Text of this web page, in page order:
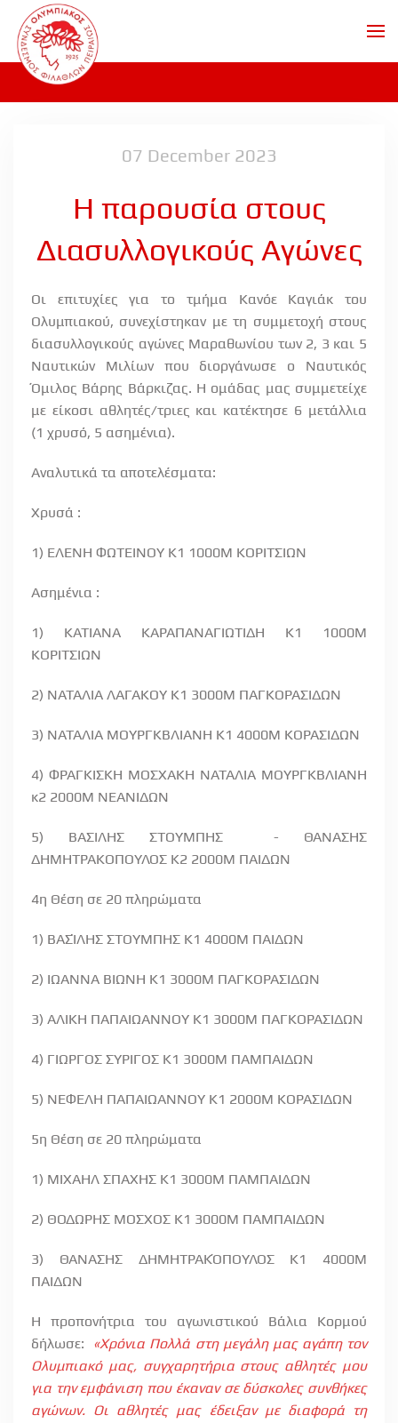
Skip to main content
07 December 2023
Η παρουσία στους
Διασυλλογικούς Αγώνες
Οι επιτυχίες για το τμήμα Κανόε Καγιάκ του
Ολυμπιακού, συνεχίστηκαν με τη συμμετοχή στους
διασυλλογικούς αγώνες Μαραθωνίου των 2, 3 και 5
Ναυτικών Μιλίων που διοργάνωσε ο Ναυτικός
Όμιλος Βάρης Βάρκιζας. Η ομάδας μας συμμετείχε
με είκοσι αθλητές/τριες και κατέκτησε 6 μετάλλια
(1 χρυσό, 5 ασημένια).
Αναλυτικά τα αποτελέσματα:
Χρυσά :
1) ΕΛΕΝΗ ΦΩΤΕΙΝΟΥ Κ1 1000Μ ΚΟΡΙΤΣΙΩΝ
Ασημένια :
1) ΚΑΤΙΑΝΑ ΚΑΡΑΠΑΝΑΓΙΩΤΙΔΗ Κ1 1000Μ
ΚΟΡΙΤΣΙΩΝ
2) ΝΑΤΑΛΙΑ ΛΑΓΑΚΟΥ Κ1 3000Μ ΠΑΓΚΟΡΑΣΙΔΩΝ
3) ΝΑΤΑΛΙΑ ΜΟΥΡΓΚΒΛΙΑΝΗ Κ1 4000Μ ΚΟΡΑΣΙΔΩΝ
4) ΦΡΑΓΚΙΣΚΗ ΜΟΣΧΑΚΗ ΝΑΤΑΛΙΑ ΜΟΥΡΓΚΒΛΙΑΝΗ
κ2 2000Μ ΝΕΑΝΙΔΩΝ
5) ΒΑΣΙΛΗΣ ΣΤΟΥΜΠΗΣ
- ΘΑΝΑΣΗΣ
ΔΗΜΗΤΡΑΚΟΠΟΥΛΟΣ Κ2 2000Μ ΠΑΙΔΩΝ
4η Θέση σε 20 πληρώματα
1) ΒΑΣΊΛΗΣ ΣΤΟΥΜΠΗΣ Κ1 4000Μ ΠΑΙΔΩΝ
2) ΙΩΑΝΝΑ ΒΙΩΝΗ Κ1 3000Μ ΠΑΓΚΟΡΑΣΙΔΩΝ
3) ΑΛΙΚΗ ΠΑΠΑΙΩΑΝΝΟΥ Κ1 3000Μ ΠΑΓΚΟΡΑΣΙΔΩΝ
4) ΓΙΩΡΓΟΣ ΣΥΡΙΓΟΣ Κ1 3000Μ ΠΑΜΠΑΙΔΩΝ
5) ΝΕΦΕΛΗ ΠΑΠΑΙΩΑΝΝΟΥ Κ1 2000Μ ΚΟΡΑΣΙΔΩΝ
5η Θέση σε 20 πληρώματα
1) ΜΙΧΑΗΛ ΣΠΑΧΗΣ Κ1 3000Μ ΠΑΜΠΑΙΔΩΝ
2) ΘΟΔΩΡΗΣ ΜΟΣΧΟΣ Κ1 3000Μ ΠΑΜΠΑΙΔΩΝ
3) ΘΑΝΑΣΗΣ ΔΗΜΗΤΡΑΚΌΠΟΥΛΟΣ Κ1 4000Μ
ΠΑΙΔΩΝ
Η προπονήτρια του αγωνιστικού Βάλια Κορμού
δήλωσε:
«Χρόνια Πολλά στη μεγάλη μας αγάπη τον
Ολυμπιακό μας, συγχαρητήρια στους αθλητές μου
για την εμφάνιση που έκαναν σε δύσκολες συνθήκες
αγώνων. Οι αθλητές μας έδειξαν με διαφορά τη